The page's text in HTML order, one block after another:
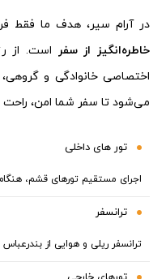
در آرام سیر، هدف ما فقط
خاطره‌انگیز از سفر است. از
اختصاصی خانوادگی و
می‌شود تا سفر شما امن،
تور های داخلی
اجرای مستقیم تورهای قشم،
ترانسفر
ترانسفر ریلی و هوایی از